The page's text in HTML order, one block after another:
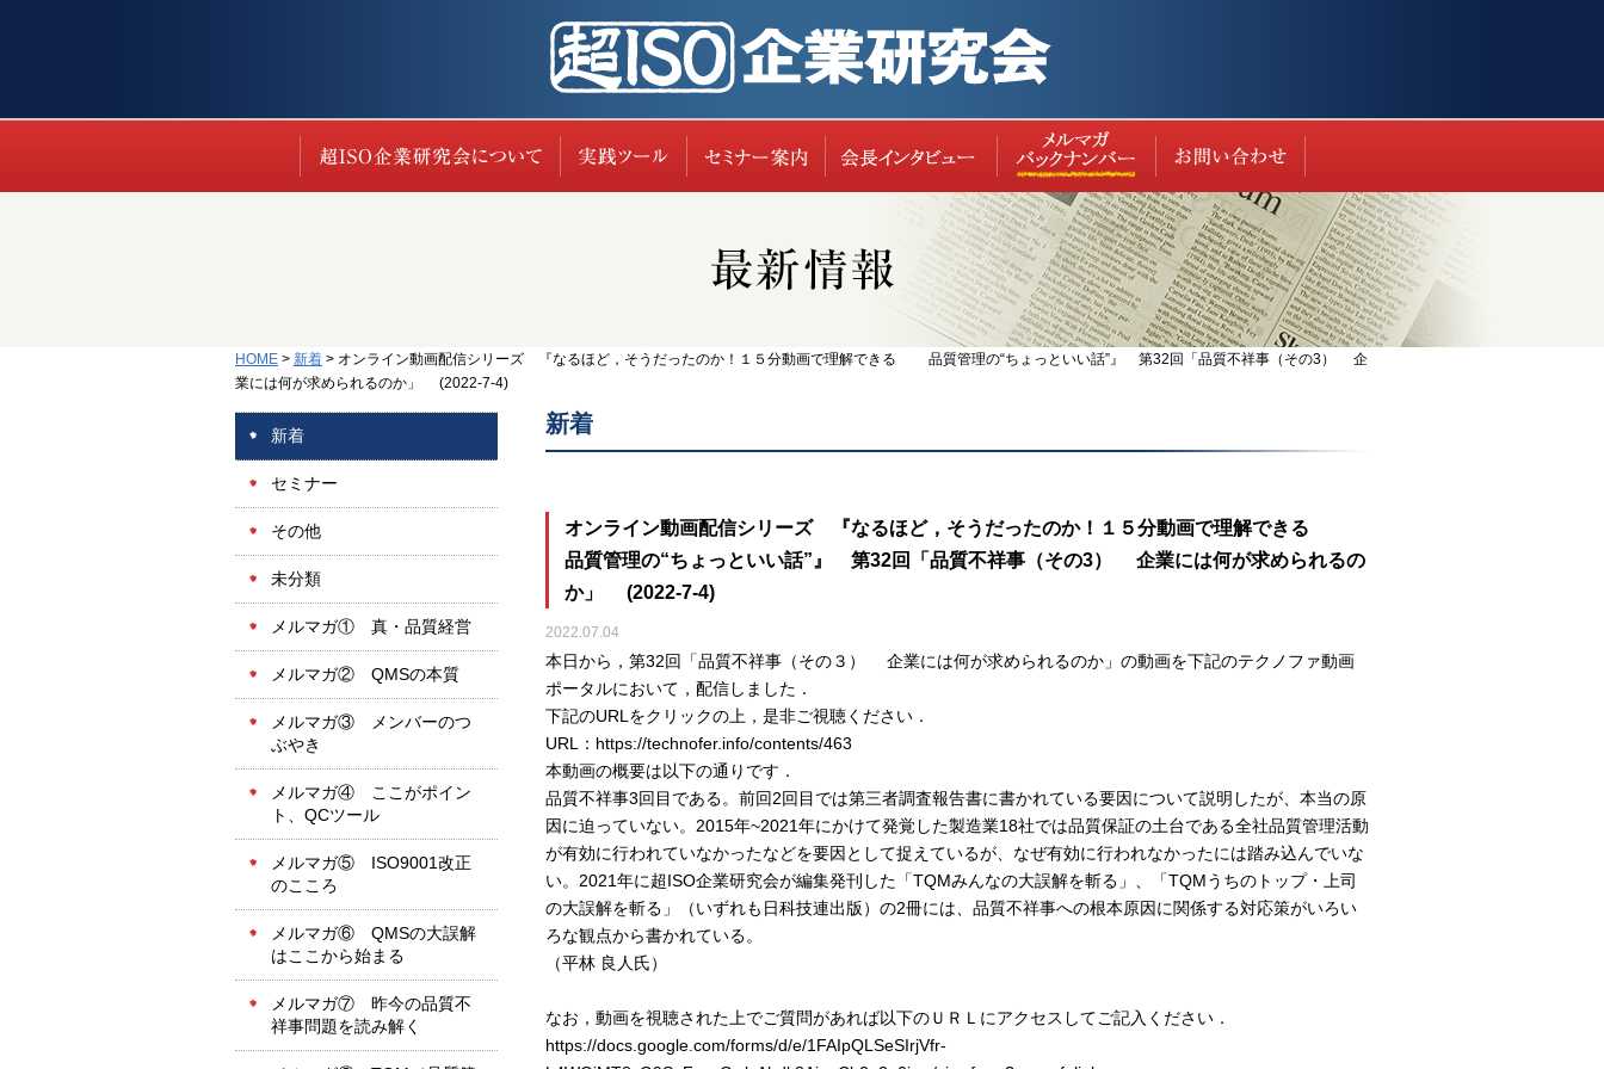
超ISO企業研究会について レポート（過去の実績等）
HOME > 新着 > オンライン動画配信シリーズ 『なるほど，そうだったのか！１５分動画で理解できる 品質管理の“ちょっといい話”』 第32回「品質不祥事（その3） 企
業には何が求められるのか」 (2022-7-4)
新着
セミナー
その他
未分類
メルマガ① 真・品質経営
メルマガ② QMSの本質
メルマガ③ メンバーのつ
ぶやき
メルマガ④ ここがポイン
ト、QCツール
メルマガ⑤ ISO9001改正
のこころ
メルマガ⑥ QMSの大誤解
はここから始まる
メルマガ⑦ 昨今の品質不
祥事問題を読み解く
新着
オンライン動画配信シリーズ 『なるほど，そうだったのか！１５分動画で理解できる
品質管理の“ちょっといい話”』 第32回「品質不祥事（その3） 企業には何が求められるの
か」 (2022-7-4)
2022.07.04
本日から，第32回「品質不祥事（その３） 企業には何が求められるのか」の動画を下記のテクノファ動画
ポータルにおいて，配信しました．
下記のURLをクリックの上，是非ご視聴ください．
URL： https://technofer.info/contents/463
本動画の概要は以下の通りです．
品質不祥事3回目である。前回2回目では第三者調査報告書に書かれている要因について説明したが、本当の原
因に迫っていない。2015年~2021年にかけて発覚した製造業18社では品質保証の土台である全社品質管理活動
が有効に行われていなかったなどを要因として捉えているが、なぜ有効に行われなかったには踏み込んでいな
い。2021年に超ISO企業研究会が編集発刊した「TQMみんなの大誤解を斬る」、「TQMうちのトップ・上司
の大誤解を斬る」（いずれも日科技連出版）の2冊には、品質不祥事への根本原因に関係する対応策がいろい
ろな観点から書かれている。
（平林 良人氏）
なお，動画を視聴された上でご質問があれば以下のＵＲＬにアクセスしてご記入ください．
https://docs.google.com/forms/d/e/1FAIpQLSeSIrjVfr-